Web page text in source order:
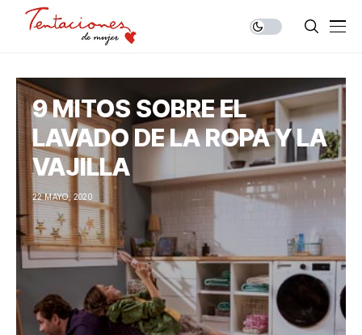
9 MITOS SOBRE EL
LAVADO DE LA ROPA Y LA
VAJILLA
22 MAYO, 2020